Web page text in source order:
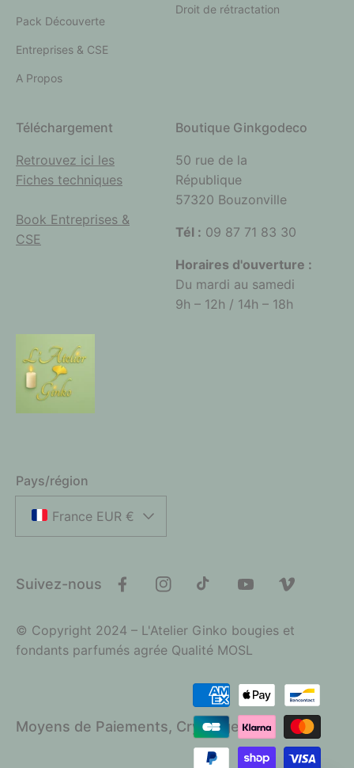
Pack Découverte
Entreprises & CSE
A Propos
Droit de rétractation
Téléchargement
Retrouvez ici les
Fiches techniques
Book Entreprises &
CSE
Boutique Ginkgodeco
50 rue de la
République
57320 Bouzonville
Tél : 09 87 71 83 30
Horaires d'ouverture :
Du mardi au samedi
9h – 12h / 14h – 18h
Pays/région
France EUR €
Suivez-nous FacebookInstagramTikTok YouTubeVimeo
© Copyright 2024 – L'Atelier Ginko bougies et
fondants parfumés agrée Qualité MOSL
Moyens de Paiements, Cryptage SSL
Moyens
de
paiement